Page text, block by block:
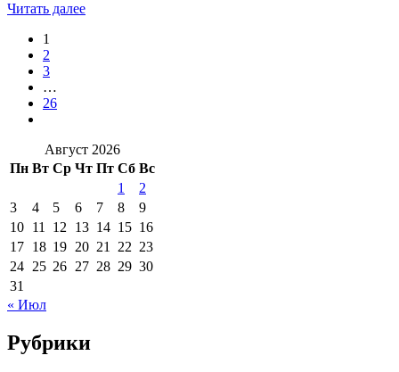
Читать далее
1
2
3
…
26
Август 2026
Пн Вт Ср Чт Пт Сб Вс
1
2
3
4 5 6 7 8
9
10 11 12 13 14 15 16
17 18 19 20 21 22 23
24 25 26 27 28 29 30
31
« Июл
Рубрики